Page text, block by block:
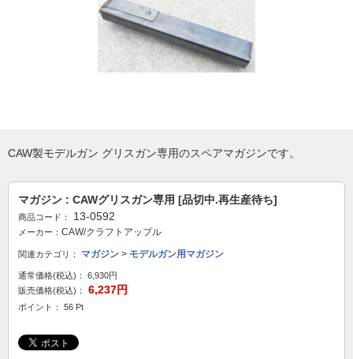
CAW製モデルガン グリスガン専用のスペアマガジンです。
マガジン : CAWグリスガン専用 [品切中.再生産待ち]
商品コード： 13-0592
メーカー： CAW/クラフトアップル
関連カテゴリ： マガジン > モデルガン用マガジン
通常価格(税込)：
6,930円
販売価格(税込)：
6,237円
ポイント： 56 Pt